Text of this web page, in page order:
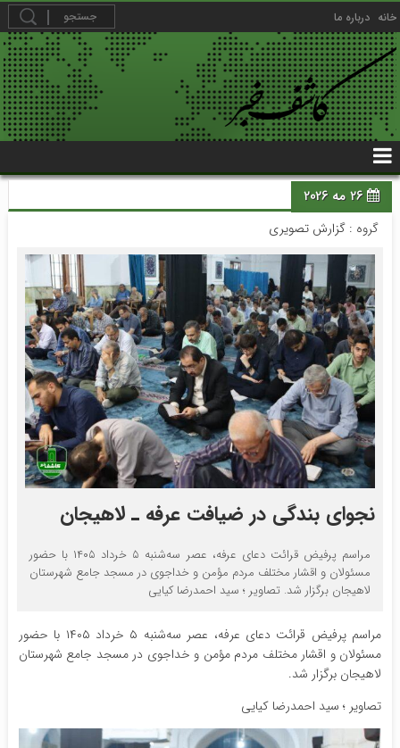
خانه درباره ما
26 مه 2026
گروه :گزارش تصویری
نجوای بندگی در ضیافت عرفه ـ لاهیجان
مراسم پرفیض قرائت دعای عرفه، عصر سه‌شنبه ۵ خرداد ۱۴۰۵ با حضور
مسئولان و اقشار مختلف مردم مؤمن و خداجوی در مسجد جامع شهرستان
لاهیجان برگزار شد. تصاویر ؛ سید احمدرضا کیایی
مراسم پرفیض قرائت دعای عرفه، عصر سه‌شنبه ۵ خرداد ۱۴۰۵ با حضور
مسئولان و اقشار مختلف مردم مؤمن و خداجوی در مسجد جامع شهرستان
لاهیجان برگزار شد.
تصاویر ؛ سید احمدرضا کیایی